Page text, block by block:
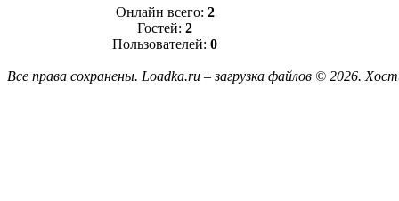
Онлайн всего: 2
Гостей: 2
Пользователей: 0
Все права сохранены. Loadka.ru – загрузка файлов © 2026.